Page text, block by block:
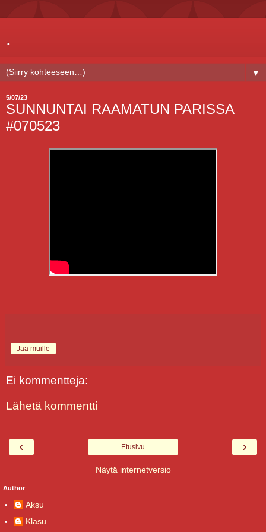
.
▼
5/07/23
SUNNUNTAI RAAMATUN PARISSA
#070523
Jaa muille
Ei kommentteja:
Lähetä kommentti
‹ ›
Etusivu
Näytä internetversio
Author
Aksu
Klasu